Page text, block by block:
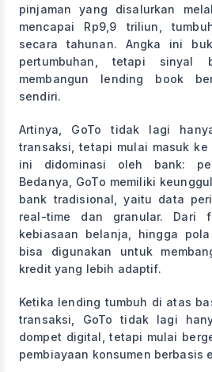
pinjaman yang disalurkan
mencapai Rp9,9 triliun,
secara tahunan. Angka ini
pertumbuhan, tetapi sinyal
membangun lending book
sendiri.
Artinya, GoTo tidak lagi
transaksi, tetapi mulai masuk
ini didominasi oleh bank:
Bedanya, GoTo memiliki
bank tradisional, yaitu data
real-time dan granular. Dari
kebiasaan belanja, hingga
bisa digunakan untuk
kredit yang lebih adaptif.
Ketika lending tumbuh di atas
transaksi, GoTo tidak lagi
dompet digital, tetapi mulai
pembiayaan konsumen berbasis